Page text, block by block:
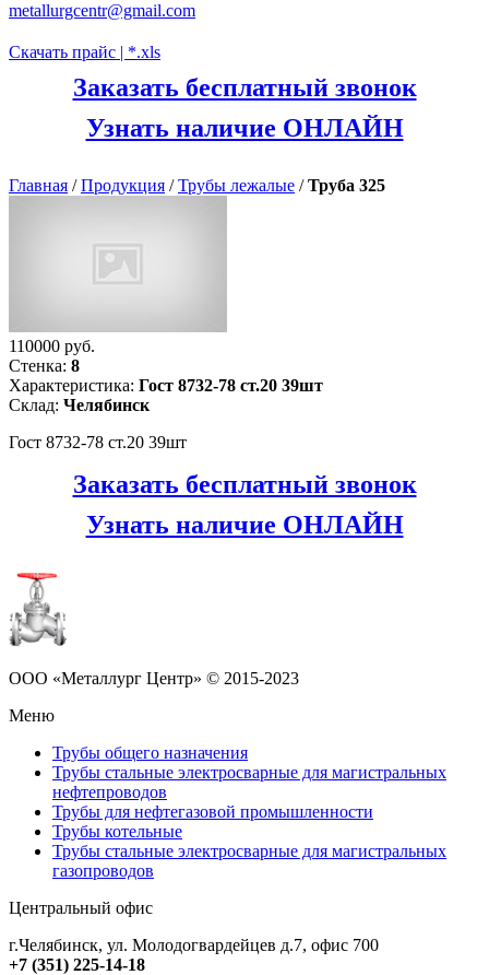
metallurgcentr@gmail.com
Скачать прайс | *.xls
Заказать бесплатный звонок
Узнать наличие ОНЛАЙН
Главная /Продукция /Трубы лежалые /Труба 325
110000 руб.
Стенка: 8
Характеристика: Гост 8732-78 ст.20 39шт
Склад: Челябинск
Гост 8732-78 ст.20 39шт
Заказать бесплатный звонок
Узнать наличие ОНЛАЙН
ООО «Металлург Центр» © 2015-2023
Меню
Трубы общего назначения
Трубы стальные электросварные для магистральных
нефтепроводов
Трубы для нефтегазовой промышленности
Трубы котельные
Трубы стальные электросварные для магистральных
газопроводов
Центральный офис
г.Челябинск, ул. Молодогвардейцев д.7, офис 700
+7 (351) 225-14-18